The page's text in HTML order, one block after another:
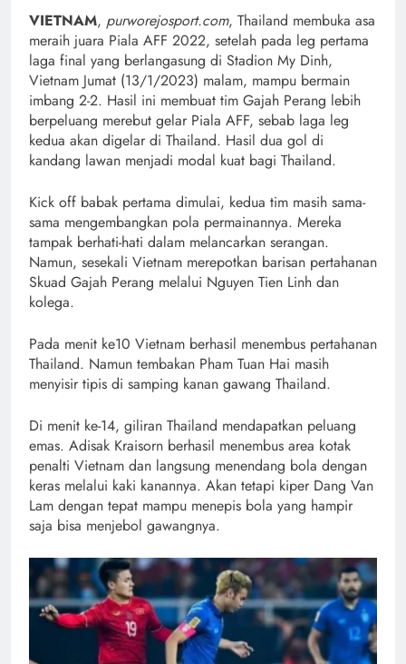
VIETNAM, purworejosport.com, Thailand membuka asa
meraih juara Piala AFF 2022, setelah pada leg pertama
laga final yang berlangasung di Stadion My Dinh,
Vietnam Jumat (13/1/2023) malam, mampu bermain
imbang 2-2. Hasil ini membuat tim Gajah Perang lebih
berpeluang merebut gelar Piala AFF, sebab laga leg
kedua akan digelar di Thailand. Hasil dua gol di
kandang lawan menjadi modal kuat bagi Thailand.
Kick off babak pertama dimulai, kedua tim masih sama-
sama mengembangkan pola permainannya. Mereka
tampak berhati-hati dalam melancarkan serangan.
Namun, sesekali Vietnam merepotkan barisan pertahanan
Skuad Gajah Perang melalui Nguyen Tien Linh dan
kolega.
Pada menit ke10 Vietnam berhasil menembus pertahanan
Thailand. Namun tembakan Pham Tuan Hai masih
menyisir tipis di samping kanan gawang Thailand.
Di menit ke-14, giliran Thailand mendapatkan peluang
emas. Adisak Kraisorn berhasil menembus area kotak
penalti Vietnam dan langsung menendang bola dengan
keras melalui kaki kanannya. Akan tetapi kiper Dang Van
Lam dengan tepat mampu menepis bola yang hampir
saja bisa menjebol gawangnya.